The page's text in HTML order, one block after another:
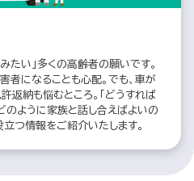
たい」多くの高齢者の願いです。
者になることも心配。でも、車が
返納も悩むところ。「どうすれば
のように家族と話し合えばよいの
立つ情報をご紹介いたします。